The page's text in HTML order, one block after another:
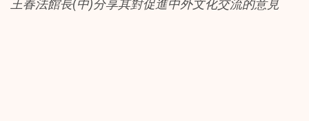
王春法館長(中)分享其對促進中外文化交流的意見